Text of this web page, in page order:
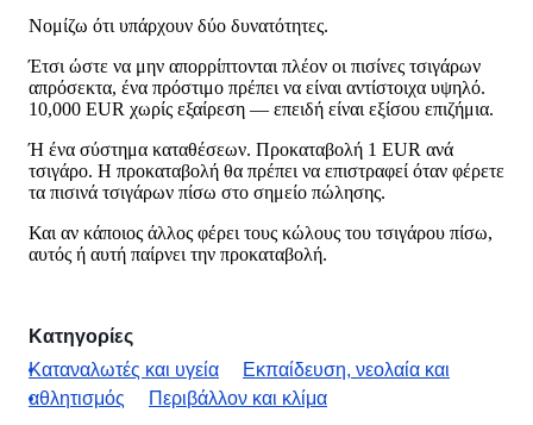
Νομίζω ότι υπάρχουν δύο δυνατότητες.
Έτσι ώστε να μην απορρίπτονται πλέον οι πισίνες τσιγάρων
απρόσεκτα, ένα πρόστιμο πρέπει να είναι αντίστοιχα υψηλό.
10,000 EUR χωρίς εξαίρεση — επειδή είναι εξίσου επιζήμια.
Ή ένα σύστημα καταθέσεων. Προκαταβολή 1 EUR ανά
τσιγάρο. Η προκαταβολή θα πρέπει να επιστραφεί όταν φέρετε
τα πισινά τσιγάρων πίσω στο σημείο πώλησης.
Και αν κάποιος άλλος φέρει τους κώλους του τσιγάρου πίσω,
αυτός ή αυτή παίρνει την προκαταβολή.
Κατηγορίες
Καταναλωτές και υγεία
Εκπαίδευση, νεολαία και
αθλητισμός
Περιβάλλον και κλίμα